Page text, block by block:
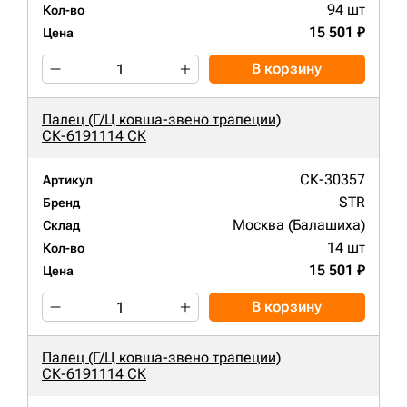
Кол-во 94 шт
Цена 15 501 ₽
В корзину
Палец (Г/Ц ковша-звено трапеции)
СК-6191114 СК
Артикул СК-30357
Бренд STR
Склад Москва (Балашиха)
Кол-во 14 шт
Цена 15 501 ₽
В корзину
Палец (Г/Ц ковша-звено трапеции)
СК-6191114 СК